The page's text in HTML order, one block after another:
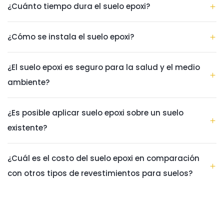
¿Cuánto tiempo dura el suelo epoxi?
¿Cómo se instala el suelo epoxi?
¿El suelo epoxi es seguro para la salud y el medio
ambiente?
¿Es posible aplicar suelo epoxi sobre un suelo
existente?
¿Cuál es el costo del suelo epoxi en comparación
con otros tipos de revestimientos para suelos?